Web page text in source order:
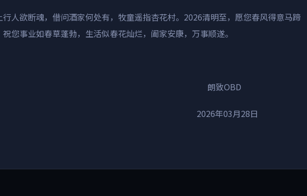
人欲断魂，借问酒家何处有，牧童遥指杏花村。 2026清明至，愿您春风得意马蹄
您事业如春草蓬勃，生活似春花灿烂，阖家安康，万事顺遂。
致OBD
年03月28日